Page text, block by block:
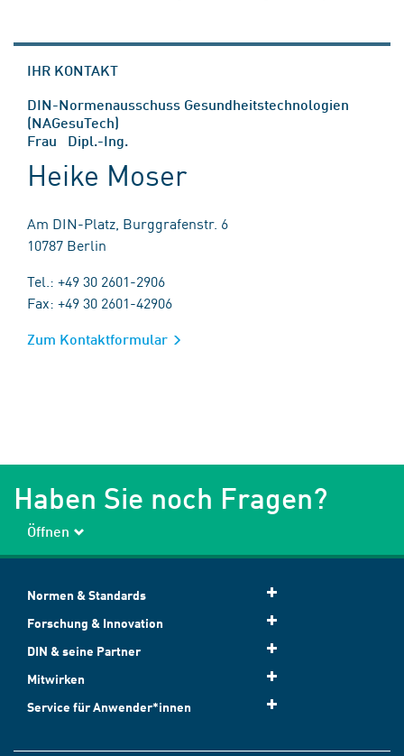
IHR KONTAKT
DIN-Normenausschuss Gesundheitstechnologien
(NAGesuTech)
Frau Dipl.-Ing.
Heike Moser
Am DIN-Platz, Burggrafenstr. 6
10787 Berlin
Tel.: +49 30 2601-2906
Fax: +49 30 2601-42906
Zum Kontaktformular
Haben Sie noch Fragen?
Öffnen
Normen & Standards
Forschung & Innovation
DIN & seine Partner
Mitwirken
Service für Anwender*innen